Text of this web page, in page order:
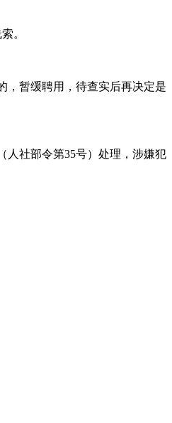
。
，暂缓聘用，待查实后再决定是
人社部令第35号）处理，涉嫌犯